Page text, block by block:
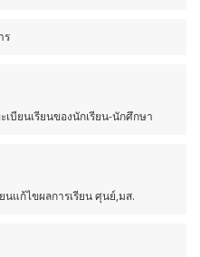
ร
บียนเรียนของนักเรียน-นักศึกษา
แก้ไขผลการเรียน ศุนย์,มส.